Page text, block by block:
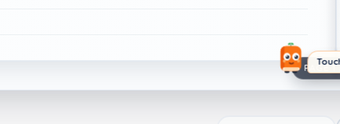
PAGE 1